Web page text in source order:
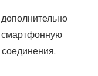
смартфонную